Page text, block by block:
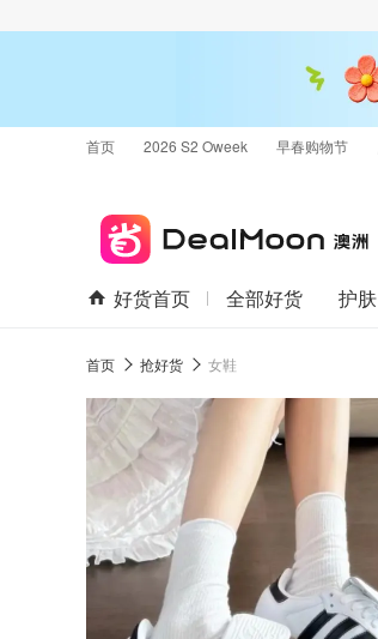
首页 2026 S2 Oweek 早春购物节
好货首页 全部好货 护肤
首页 抢好货 女鞋